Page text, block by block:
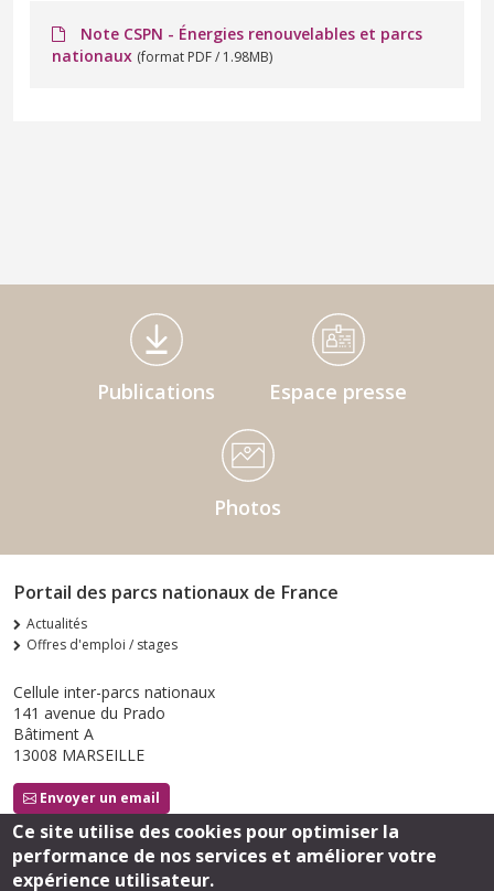
Note CSPN - Énergies renouvelables et parcs
nationaux (format PDF / 1.98MB)
Médiathèque Footer
Publications Espace presse
Photos
Portail des parcs nationaux de France
Actualités
Offres d'emploi / stages
Cellule inter-parcs nationaux
141 avenue du Prado
Bâtiment A
13008 MARSEILLE
Envoyer un email
Suivez-nous
Ce site utilise des cookies pour optimiser la
performance de nos services et améliorer votre
expérience utilisateur.